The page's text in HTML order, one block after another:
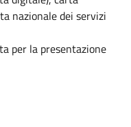
nazionale dei servizi
per la presentazione